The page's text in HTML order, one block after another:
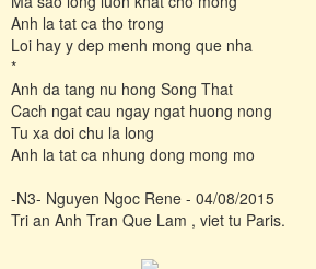
Anh la tat ca tho trong
Loi hay y dep menh mong que nha
*
Anh da tang nu hong Song That
Cach ngat cau ngay ngat huong nong
Tu xa doi chu la long
Anh la tat ca nhung dong mong mo
-N3- Nguyen Ngoc Rene - 04/08/2015
Tri an Anh Tran Que Lam , viet tu Paris.